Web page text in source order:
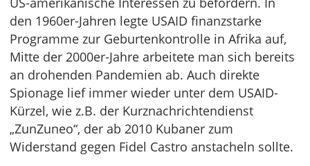
den 1960er-Jahren legte USAID finanzstarke
Programme zur Geburtenkontrolle in Afrika auf,
Mitte der 2000er-Jahre arbeitete man sich bereits
an drohenden Pandemien ab. Auch direkte
Spionage lief immer wieder unter dem USAID-
Kürzel, wie z.B. der Kurznachrichtendienst
„ZunZuneo“, der ab 2010 Kubaner zum
Widerstand gegen Fidel Castro anstacheln sollte.